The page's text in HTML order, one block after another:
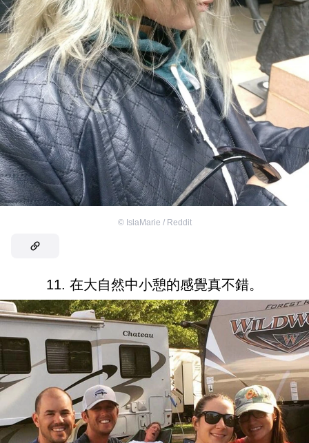
© IslaMarie / Reddit
11. 在大自然中小憩的感覺真不錯。